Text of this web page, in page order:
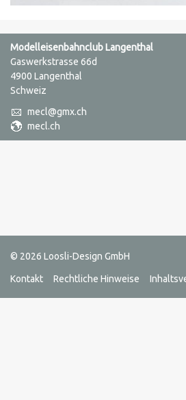
Modelleisenbahnclub Langenthal
Gaswerkstrasse 66d
4900 Langenthal
Schweiz
mecl@gmx.ch
mecl.ch
© 2026 Loosli-Design GmbH
Kontakt Rechtliche Hinweise